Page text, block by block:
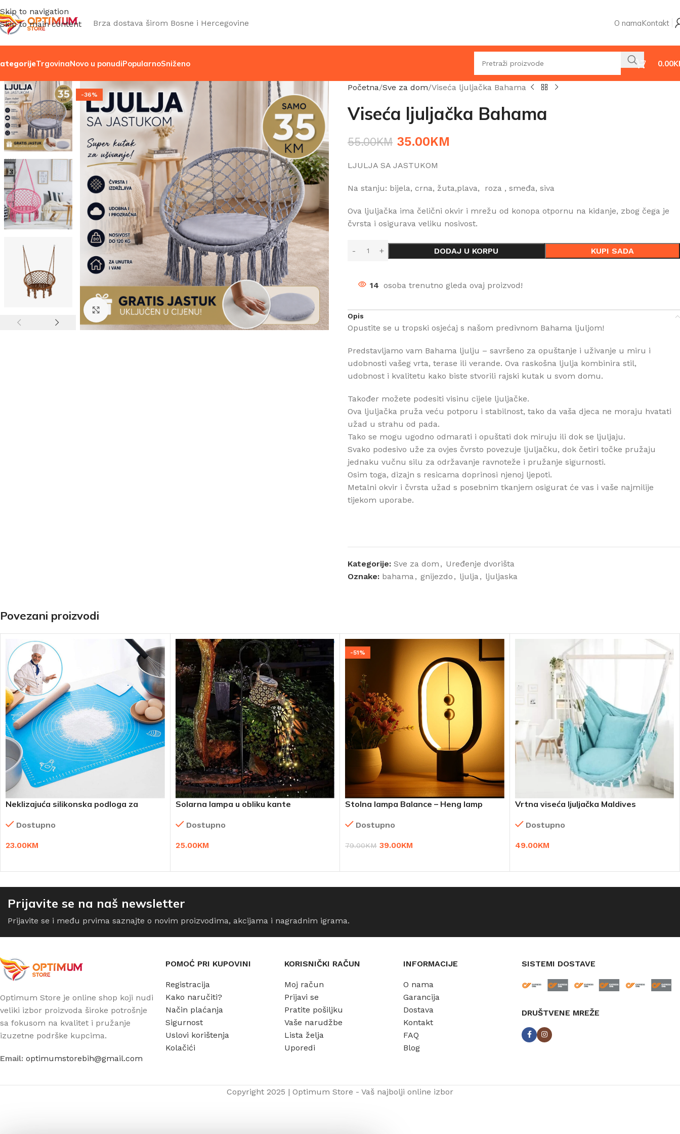
Skip to navigation
Skip to main content
Brza dostava širom Bosne i Hercegovine O namaKontakt
TrgovinaNovo u ponudiPopularnoSniženo 0.00
-36%
Click to enlarge
Početna Sve za dom Viseća ljuljačka Bahama
Viseća ljuljačka Bahama
55.00KM 35.00KM
LJULJA SA JASTUKOM
Na stanju: bijela, crna, žuta,plava, roza , smeđa, siva
Ova ljuljačka ima čelični okvir i mrežu od konopa otpornu na kidanje, zbog čega je
čvrsta i osigurava veliku nosivost.
DODAJ U KORPU KUPI SADA
14 osoba trenutno gleda ovaj proizvod!
Opis
Opustite se u tropski osjećaj s našom predivnom Bahama ljuljom!
Predstavljamo vam Bahama ljulju – savršeno za opuštanje i uživanje u miru i
udobnosti vašeg vrta, terase ili verande. Ova raskošna ljulja kombinira stil,
udobnost i kvalitetu kako biste stvorili rajski kutak u svom domu.
Također možete podesiti visinu cijele ljuljačke.
Ova ljuljačka pruža veću potporu i stabilnost, tako da vaša djeca ne moraju hvatati
užad u strahu od pada.
Tako se mogu ugodno odmarati i opuštati dok miruju ili dok se ljuljaju.
Svako podesivo uže za ovjes čvrsto povezuje ljuljačku, dok četiri točke pružaju
jednaku vučnu silu za održavanje ravnoteže i pružanje sigurnosti.
Osim toga, dizajn s resicama doprinosi njenoj ljepoti.
Metalni okvir i čvrsta užad s posebnim tkanjem osigurat će vas i vaše najmilije
tijekom uporabe.
Kategorije: Sve za dom , Uređenje dvorišta
Oznake: bahama, gnijezdo , ljulja, ljuljaska
Povezani proizvodi
Neklizajuća silikonska podloga za
Dostupno
23.00KM
Solarna lampa u obliku kante
Dostupno
25.00KM
-51%
Stolna lampa Balance – Heng lamp
Dostupno
79.00KM 39.00KM
Vrtna viseća ljuljačka Maldives
Dostupno
49.00KM
Prijavite se na naš newsletter
Prijavite se i među prvima saznajte o novim proizvodima, akcijama i nagradnim igrama.
Optimum Store je online shop koji nudi
veliki izbor proizvoda široke potrošnje
sa fokusom na kvalitet i pružanje
izuzetne podrške kupcima.
Email: optimumstorebih@gmail.com
POMOĆ PRI KUPOVINI
Registracija
Kako naručiti?
Način plaćanja
Sigurnost
Uslovi korištenja
Kolačići
KORISNIČKI RAČUN
Moj račun
Prijavi se
Pratite pošiljku
Vaše narudžbe
Lista želja
Uporedi
INFORMACIJE
O nama
Garancija
Dostava
Kontakt
FAQ
Blog
SISTEMI DOSTAVE
DRUŠTVENE MREŽE
Copyright 2025 | Optimum Store - Vaš najbolji online izbor